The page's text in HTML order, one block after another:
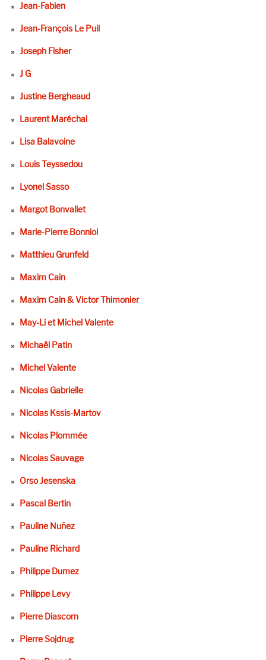
Jean-Fabien
Jean-François Le Puil
Joseph Fisher
J G
Justine Bergheaud
Laurent Maréchal
Lisa Balavoine
Louis Teyssedou
Lyonel Sasso
Margot Bonvallet
Marie-Pierre Bonniol
Matthieu Grunfeld
Maxim Cain
Maxim Cain & Victor Thimonier
May-Li et Michel Valente
Michaël Patin
Michel Valente
Nicolas Gabrielle
Nicolas Kssis-Martov
Nicolas Plommée
Nicolas Sauvage
Orso Jesenska
Pascal Bertin
Pauline Nuñez
Pauline Richard
Philippe Dumez
Philippe Levy
Pierre Diascorn
Pierre Sojdrug